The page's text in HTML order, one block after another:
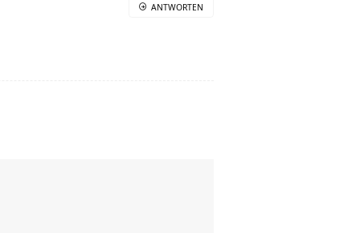
ANTWORTEN